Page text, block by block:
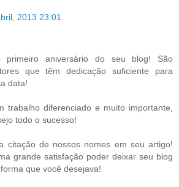
2013 23:01
primeiro aniversário do seu blog! São
que têm dedicação suficiente para
data!
trabalho diferenciado e muito importante,
todo o sucesso!
citação de nossos nomes em seu artigo!
grande satisfação poder deixar seu blog
que você desejava!